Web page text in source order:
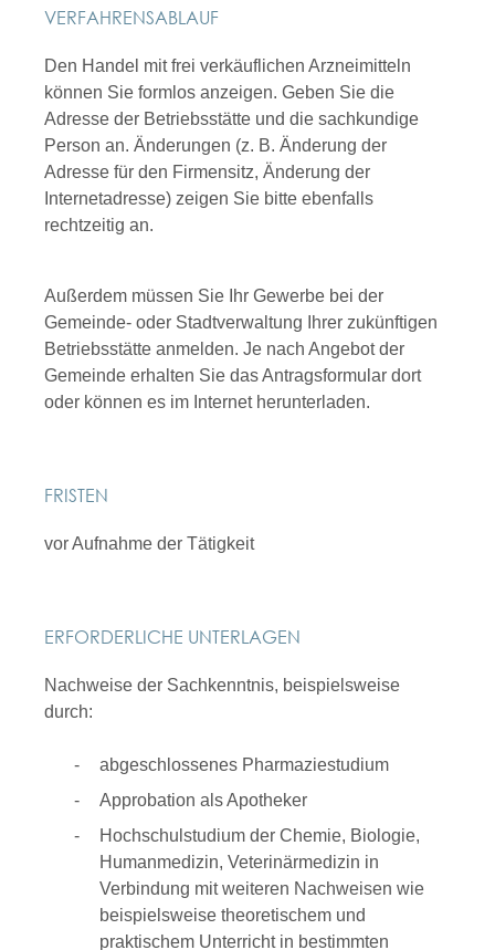
VERFAHRENSABLAUF
Den Handel mit frei verkäuflichen Arzneimitteln
können Sie formlos anzeigen. Geben Sie die
Adresse der Betriebsstätte und die sachkundige
Person an. Änderungen (z. B. Änderung der
Adresse für den Firmensitz, Änderung der
Internetadresse) zeigen Sie bitte ebenfalls
rechtzeitig an.
Außerdem müssen Sie Ihr Gewerbe bei der
Gemeinde- oder Stadtverwaltung Ihrer zukünftigen
Betriebsstätte anmelden. Je nach Angebot der
Gemeinde erhalten Sie das Antragsformular dort
oder können es im Internet herunterladen.
FRISTEN
vor Aufnahme der Tätigkeit
ERFORDERLICHE UNTERLAGEN
Nachweise der Sachkenntnis, beispielsweise
durch:
abgeschlossenes Pharmaziestudium
Approbation als Apotheker
Hochschulstudium der Chemie, Biologie,
Humanmedizin, Veterinärmedizin in
Verbindung mit weiteren Nachweisen wie
beispielsweise theoretischem und
praktischem Unterricht in bestimmten